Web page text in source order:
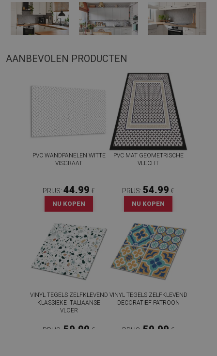
AANBEVOLEN PRODUCTEN
PVC WANDPANELEN WITTE
VISGRAAT
PRIJS: 44.99 €
NU KOPEN
PVC MAT GEOMETRISCHE
VLECHT
PRIJS: 54.99 €
NU KOPEN
VINYL TEGELS ZELFKLEVEND
KLASSIEKE ITALIAANSE
VLOER
PRIJS: 59.99 €
VINYL TEGELS ZELFKLEVEND
DECORATIEF PATROON
PRIJS: 59.99 €